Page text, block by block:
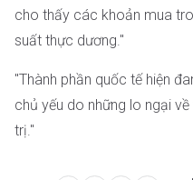
cho thấy các khoản mua
suất thực dương."
"Thành phần quốc tế hiện
chủ yếu do những lo ngại
trị."